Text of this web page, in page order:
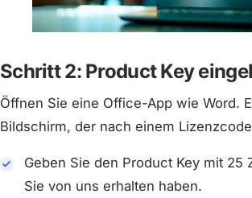
Schritt 2: Product Key
Öffnen Sie eine Office-App wie Word.
Bildschirm, der nach einem
Geben Sie den Product Key mit 25
Sie von uns erhalten haben.